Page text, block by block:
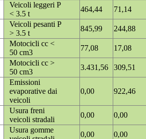
Veicoli leggeri P
< 3.5 t
464,44
71,14
Veicoli pesanti P
> 3.5 t
845,99
244,88
Motocicli cc <
50 cm3
77,08
17,08
Motocicli cc >
50 cm3
3.431,56
309,51
Emissioni
evaporative dai
veicoli
0,00 922,46
Usura freni
veicoli stradali
0,00
0,00
Usura gomme
0,00
0,00